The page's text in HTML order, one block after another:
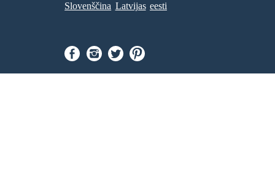
Slovenščina Latvijas eesti